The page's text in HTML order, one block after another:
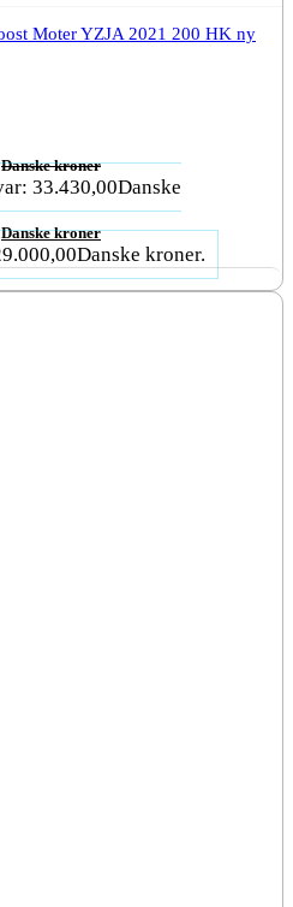
Moter YZJA 2021 200 HK ny
Danske kroner
33.430,00Danske
Danske kroner
kroner.